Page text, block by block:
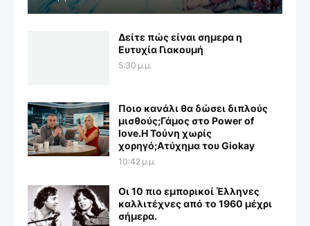
Δείτε πώς είναι σημερα η
Ευτυχία Γιακουμή
5:30 μ.μ.
Ποιο κανάλι θα δώσει διπλούς
μισθούς;Γάμος στο Power of
love.Η Τούνη χωρίς
χορηγό;Aτύχημα του Giokay
10:42 μ.μ.
Οι 10 πιο εμπορικοί Έλληνες
καλλιτέχνες από το 1960 μέχρι
σήμερα.